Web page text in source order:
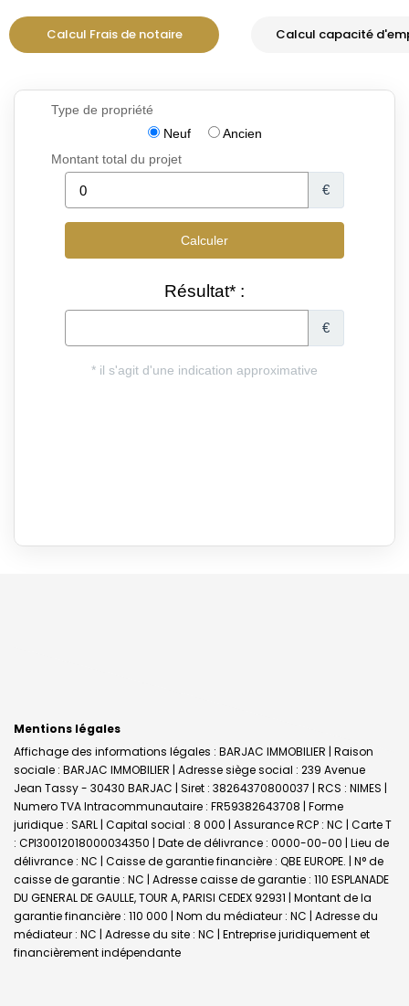
Calcul Frais de notaire Calcul capacité
Mentions légales
Affichage des informations légales : BARJAC IMMOBILIER | Raison
sociale : BARJAC IMMOBILIER | Adresse siège social : 239 Avenue
Jean Tassy - 30430 BARJAC | Siret : 38264370800037 | RCS : NIMES |
Numero TVA Intracommunautaire : FR59382643708 | Forme
juridique : SARL | Capital social : 8 000 | Assurance RCP : NC | Carte T
: CPI30012018000034350 | Date de délivrance : 0000-00-00 | Lieu de
délivrance : NC | Caisse de garantie financière : QBE EUROPE. | N° de
caisse de garantie : NC | Adresse caisse de garantie : 110 ESPLANADE
DU GENERAL DE GAULLE, TOUR A, PARISI CEDEX 92931 | Montant de la
garantie financière : 110 000 | Nom du médiateur : NC | Adresse du
médiateur : NC | Adresse du site : NC | Entreprise juridiquement et
financièrement indépendante